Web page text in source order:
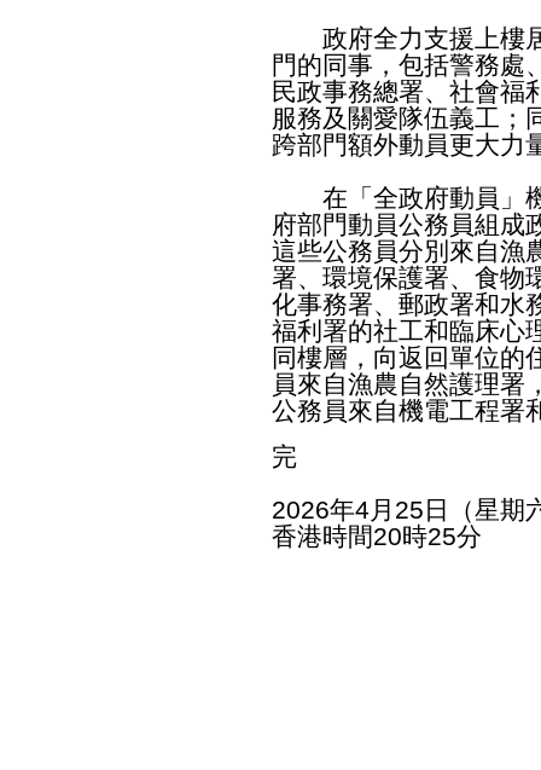
政府全力支援上樓居
門的同事，包括警務處
民政事務總署、社會福
服務及關愛隊伍義工；
跨部門額外動員更大力
在「全政府動員」機
府部門動員公務員組成
這些公務員分別來自漁
署、環境保護署、食物
化事務署、郵政署和水
福利署的社工和臨床心
同樓層，向返回單位的
員來自漁農自然護理署
公務員來自機電工程署
完
2026年4月25日（星期
香港時間20時25分